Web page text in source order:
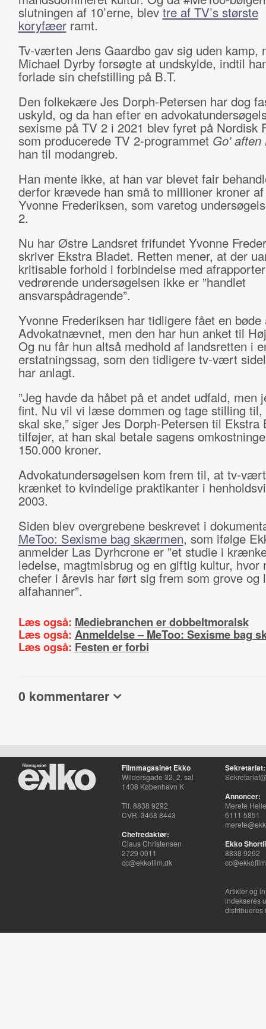
slutningen af 10’erne, blevtre af TV’s største
koryfæerramt.
Tv-værten Jens Gaardbo gav sig uden kamp,
Michael Dyrby forsøgte at undskylde, indtil
forlade sin chefstilling på B.T.
Den folkekære Jes Dorph-Petersen har dog
uskyld, og da han efter en
sexisme på TV 2 i 2021 blev fyret på Nordisk
som producerede TV 2-programmet Go' aften
han til modangreb.
Han mente ikke, at han var blevet fair
derfor krævede han små to millioner kroner
Yvonne Frederiksen, som varetog
2.
Nu har Østre Landsret frifundet Yvonne
skriver Ekstra Bladet. Retten mener, at der
kritisable forhold i forbindelse med
vedrørende undersøgelsen ikke er ”handlet
ansvarspådragende”.
Yvonne Frederiksen har tidligere fået en bøde
Advokatnævnet, men den har hun anket til
Og nu får hun altså medhold af landsretten i
erstatningssag, som den tidligere tv-vært
har anlagt.
”Jeg havde da håbet på et andet udfald, men
fint. Nu vil vi læse dommen og tage stilling til,
skal ske,” siger Jes Dorph-Petersen til Ekstra
tilføjer, at han skal betale sagens
150.000 kroner.
Advokatundersøgelsen kom frem til, at tv-
krænket to kvindelige praktikanter i
2003.
Siden blev overgrebene beskrevet i
MeToo: Sexisme bag skærmen, som ifølge
anmelder Las Dyrhcrone er ”et studie i
ledelse, magtmisbrug og en giftig kultur, hvor
chefer i årevis har ført sig frem som grove og
alfahanner”.
Læs også: Mediebranchen er dobbeltmoralsk
Læs også: Anmeldelse – MeToo: Sexisme bag
Læs også: Festen er forbi
0 kommentarer
Filmmagasinet Ekko
Wildersgade 32, 2. sal
1408 København K
Tlf. 8838 9292
CVR. 3468 8443
Chefredaktør:
Claus Christensen
2729 0011
cc@ekkofilm.dk
Sekretariat:
Annoncer:
Merete
6111 5851
Ekko
8838 9292
Artikler og
indekseres
distribueres